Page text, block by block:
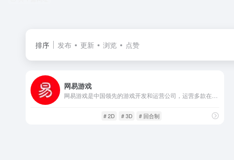
排序 发布 更新 浏览 点赞
网易游戏
# 2D # 3D # 回合制